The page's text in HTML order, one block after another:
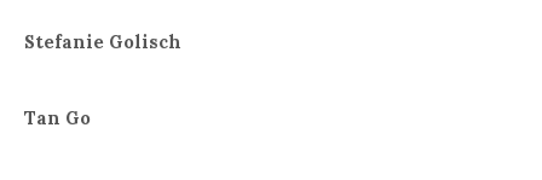
Stefanie Golisch
Tan Go